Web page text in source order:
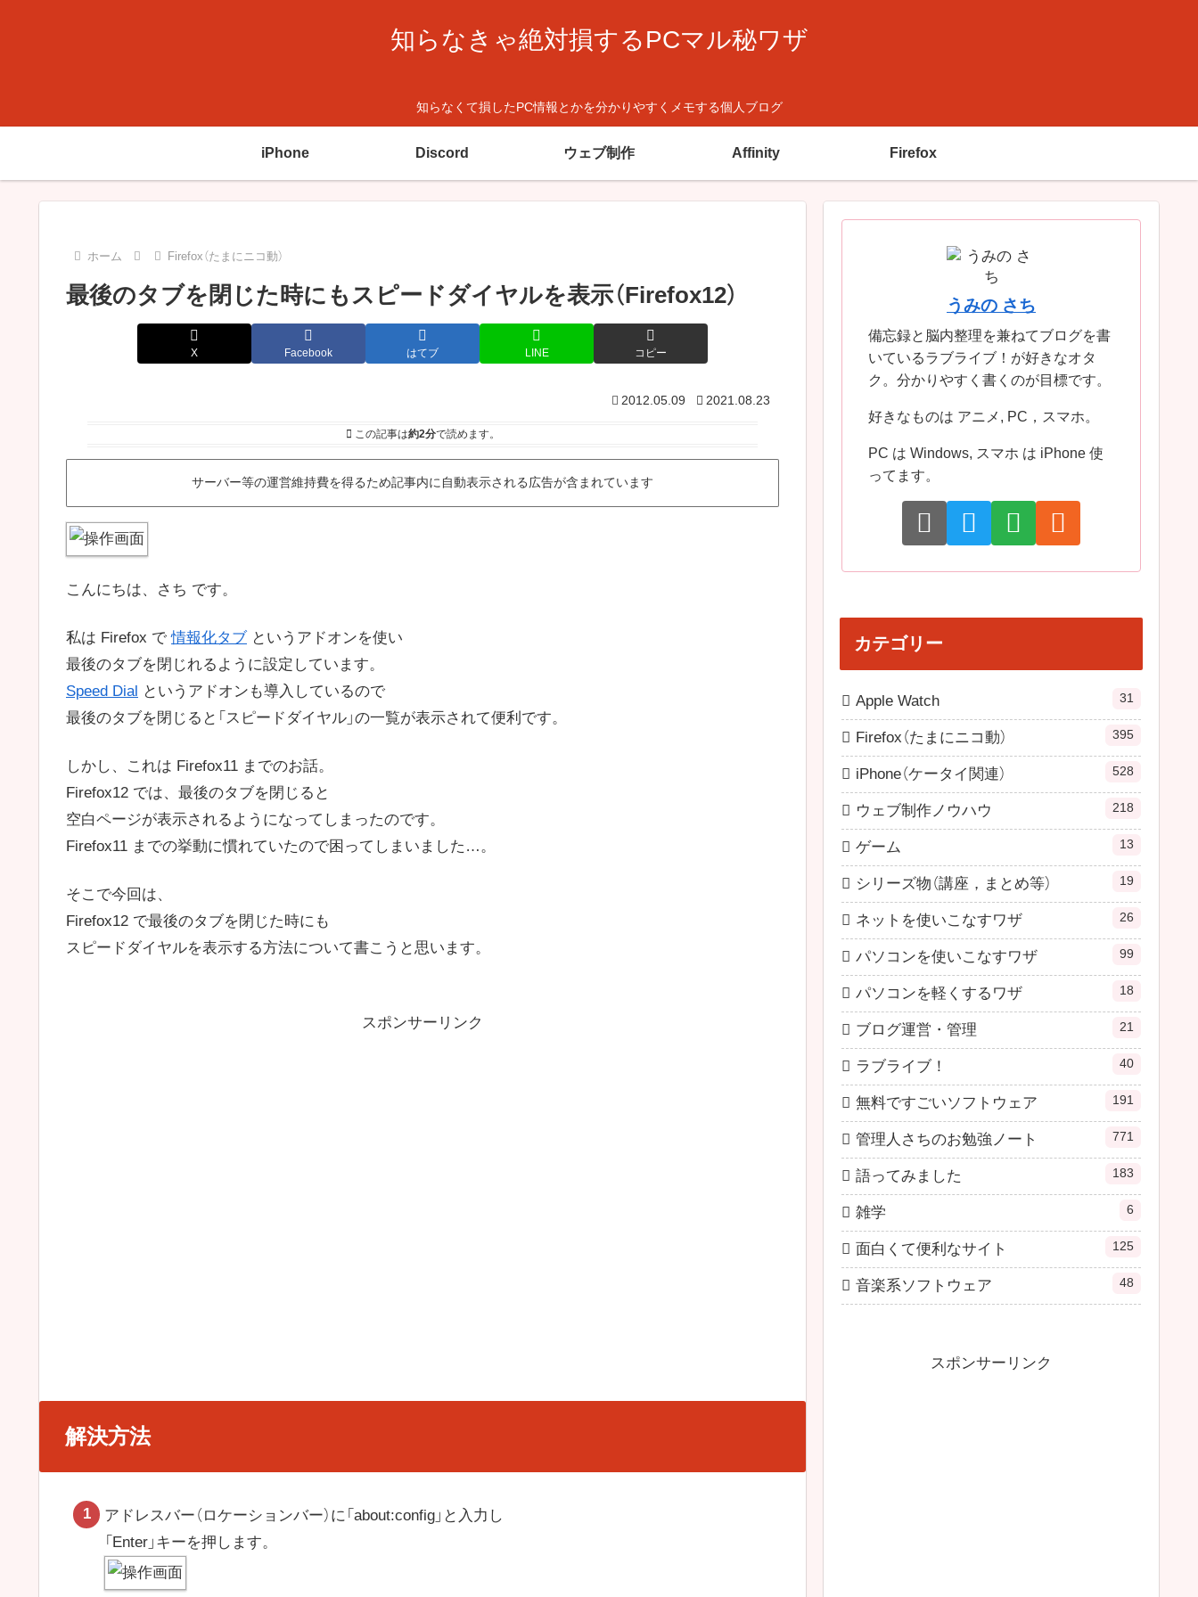
知らなきゃ絶対損するPCマル秘ワザ
知らなくて損したPC情報とかを分かりやすくメモする個人ブログ
iPhone Discord ウェブ制作 Affinity Firefox
ホーム Firefox（たまにニコ動）
最後のタブを閉じた時にもスピードダイヤルを表示（Firefox12）
X Facebook はてブ LINE コピー
2012.05.09 2021.08.23
この記事は約2分で読めます。
サーバー等の運営維持費を得るため記事内に自動表示される広告が含まれています
こんにちは、さち です。
私は Firefox で情報化タブ というアドオンを使い
最後のタブを閉じれるように設定しています。
Speed Dial というアドオンも導入しているので
最後のタブを閉じると「スピードダイヤル」の一覧が表示されて便利です。
しかし、これは Firefox11 までのお話。
Firefox12 では、最後のタブを閉じると
空白ページが表示されるようになってしまったのです。
Firefox11 までの挙動に慣れていたので困ってしまいました…。
そこで今回は、
Firefox12 で最後のタブを閉じた時にも
スピードダイヤルを表示する方法について書こうと思います。
スポンサーリンク
解決方法
アドレスバー（ロケーションバー）に「about:config」と入力し
「Enter」キーを押します。
うみの さち
備忘録と脳内整理を兼ねてブログを書
いているラブライブ！が好きなオタ
ク。分かりやすく書くのが目標です。
好きなものは アニメ, PC，スマホ。
PC は Windows, スマホ は iPhone 使
ってます。
カテゴリー
Apple Watch 31
Firefox（たまにニコ動） 395
iPhone（ケータイ関連） 528
ウェブ制作ノウハウ 218
ゲーム 13
シリーズ物（講座，まとめ等） 19
ネットを使いこなすワザ 26
パソコンを使いこなすワザ 99
パソコンを軽くするワザ 18
ブログ運営・管理 21
ラブライブ！ 40
無料ですごいソフトウェア 191
管理人さちのお勉強ノート 771
語ってみました 183
雑学 6
面白くて便利なサイト 125
音楽系ソフトウェア 48
スポンサーリンク